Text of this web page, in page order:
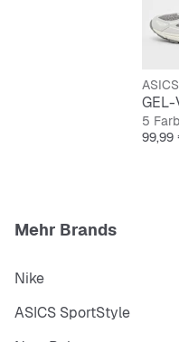
5
Preis
99,99
Mehr Brands
Nike
ASICS SportStyle